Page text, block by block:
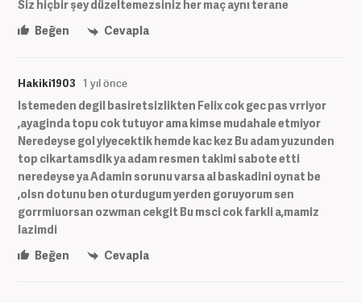
Siz hiçbir şey düzeltemezsiniz her maç aynı terane
Beğen
Cevapla
Hakiki1903 1 yıl önce
Istemeden degil basiretsizlikten Felix cok gec pas vrriyor
,ayaginda topu cok tutuyor ama kimse mudahale etmiyor
Neredeyse gol yiyecektik hemde kac kez Bu adam yuzunden
top cikartamsdik ya adam resmen takimi sabote etti
neredeyse ya Adamin sorunu varsa al baskadini oynat be
,olsn dotunu ben oturdugum yerden goruyorum sen
gorrmiuorsan ozwman cekgit Bu msci cok farkli a,mamiz
lazimdi
Beğen
Cevapla